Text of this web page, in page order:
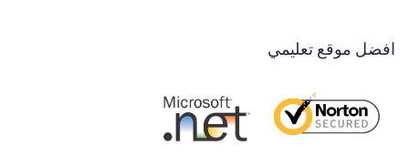
افضل موقع تعليمي